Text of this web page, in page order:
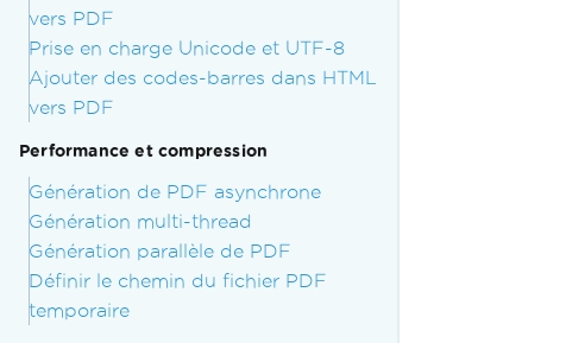
vers PDF
Prise en charge Unicode et UTF-8
Ajouter des codes-barres dans HTML
vers PDF
Performance et compression
Génération de PDF asynchrone
Génération multi-thread
Génération parallèle de PDF
Définir le chemin du fichier PDF
temporaire